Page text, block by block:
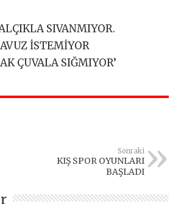
SIVANMIYOR.
İSTEMİYOR
ÇUVALA SIĞMIYOR’
Sonraki
KIŞ SPOR OYUNLARI
BAŞLADI